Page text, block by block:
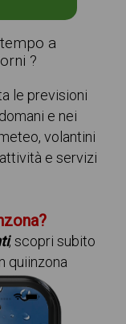
a
?
le previsioni
e nei
volantini
e servizi
, scopri subito
quiinzona